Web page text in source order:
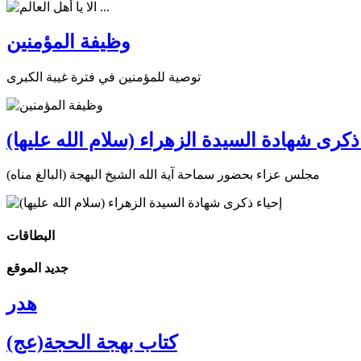
وظيفة المؤمنين
توصية للمؤمنين في فترة غيبة الكبرى
ذكرى شهادة السيدة الزهراء (سلام الله عليها)
مجلس عزاء بحضور سماحة آية الله الشيخ البهجة (البالغ مناه)
البطاقات
جديد الموقع
هدر
كتاب بهجة الحجة(عج)